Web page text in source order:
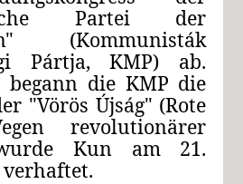
Partei der
(Kommunisták
Pártja, KMP) ab.
begann die KMP die
"Vörös Újság" (Rote
revolutionärer
Kun am 21.